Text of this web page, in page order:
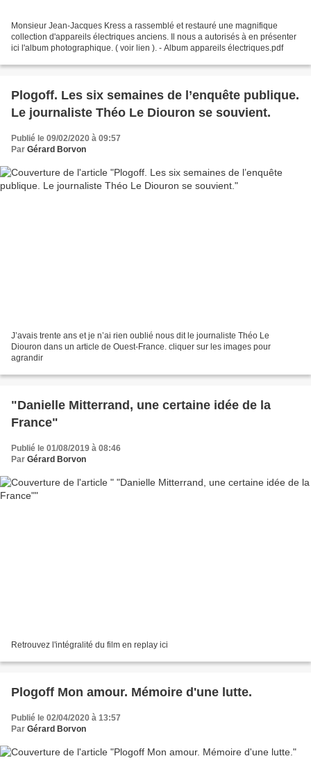
Monsieur Jean-Jacques Kress a rassemblé et restauré une magnifique
collection d'appareils électriques anciens. Il nous a autorisés à en présenter
ici l'album photographique. ( voir lien ). - Album appareils électriques.pdf
Plogoff. Les six semaines de l’enquête publique.
Le journaliste Théo Le Diouron se souvient.
Publié le 09/02/2020 à 09:57
Par Gérard Borvon
J’avais trente ans et je n’ai rien oublié nous dit le journaliste Théo Le
Diouron dans un article de Ouest-France. cliquer sur les images pour
agrandir
"Danielle Mitterrand, une certaine idée de la
France"
Publié le 01/08/2019 à 08:46
Par Gérard Borvon
Retrouvez l'intégralité du film en replay ici
Plogoff Mon amour. Mémoire d'une lutte.
Publié le 02/04/2020 à 13:57
Par Gérard Borvon